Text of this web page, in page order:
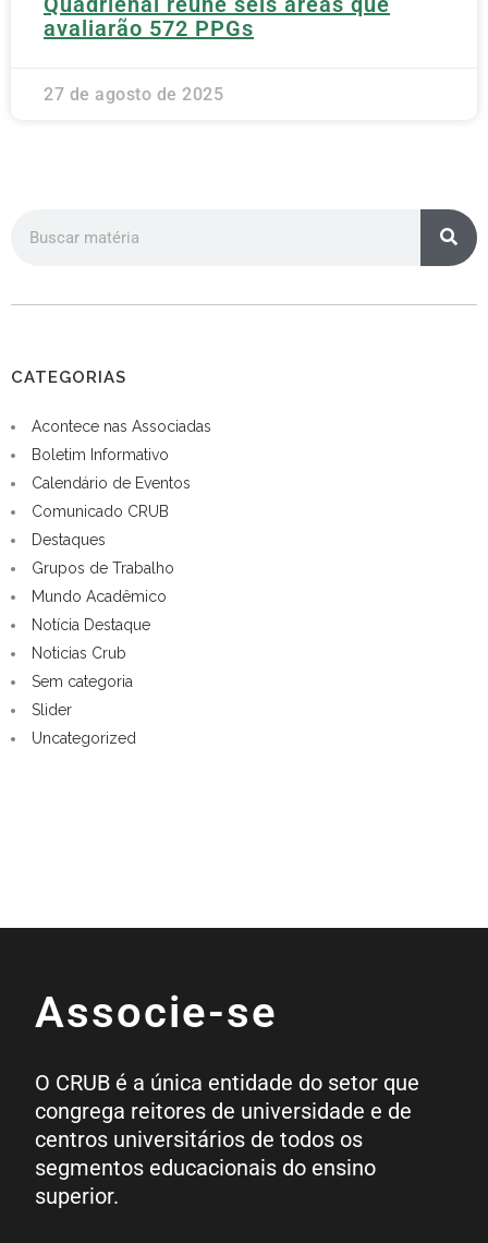
avaliarão 572 PPGs
27 de agosto de 2025
CATEGORIAS
Acontece nas Associadas
Boletim Informativo
Calendário de Eventos
Comunicado CRUB
Destaques
Grupos de Trabalho
Mundo Acadêmico
Notícia Destaque
Noticias Crub
Sem categoria
Slider
Uncategorized
Associe-se
O CRUB é a única entidade do setor que
congrega reitores de universidade e de
centros universitários de todos os
segmentos educacionais do ensino
superior.